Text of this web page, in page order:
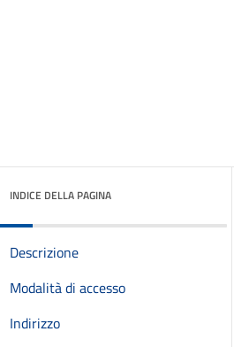
INDICE DELLA PAGINA
Descrizione
Modalità di accesso
Indirizzo